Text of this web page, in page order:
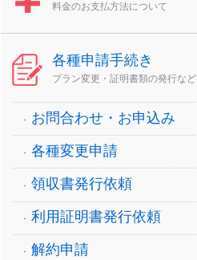
料金のお支払方法について
各種申請手続き
プラン変更・証明書類の発行など
お問合わせ・お申込み
各種変更申請
領収書発行依頼
利用証明書発行依頼
解約申請